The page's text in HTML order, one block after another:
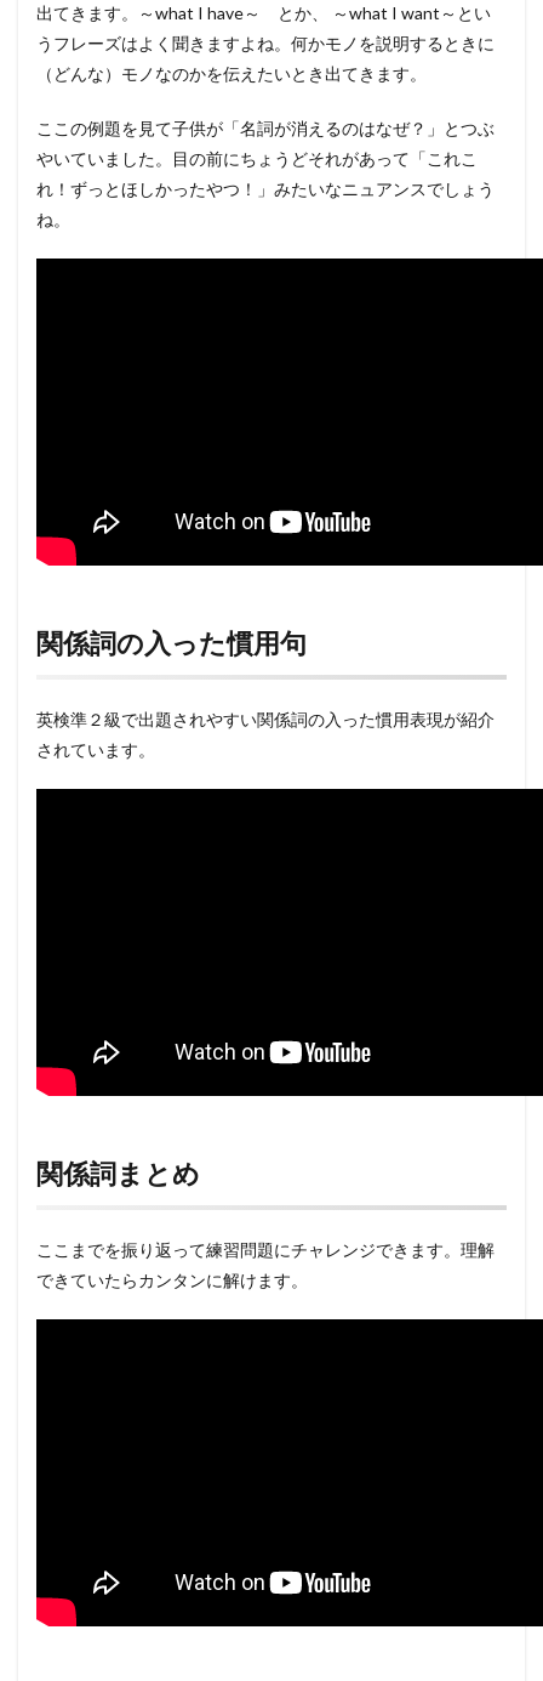
出てきます。～what I have～ とか、 ～what I want～とい
うフレーズはよく聞きますよね。何かモノを説明するときに
（どんな）モノなのかを伝えたいとき出てきます。
ここの例題を見て子供が「名詞が消えるのはなぜ？」とつぶ
やいていました。目の前にちょうどそれがあって「これこ
れ！ずっとほしかったやつ！」みたいなニュアンスでしょう
ね。
関係詞の入った慣用句
英検準２級で出題されやすい関係詞の入った慣用表現が紹介
されています。
関係詞まとめ
ここまでを振り返って練習問題にチャレンジできます。理解
できていたらカンタンに解けます。